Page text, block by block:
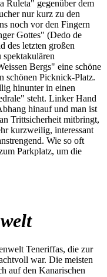
Ruleta" gegenüber dem
nur kurz zu den
noch vor den Fingern
Gottes" (Dedo de
des letzten großen
Bergs" eine schöne
schönen Picknick-Platz.
hinunter in einen
steht. Linker Hand
hinauf und man ist
Trittsicherheit mitbringt,
kurzweilig, interessant
Wie so oft
Parkplatz, um die
Teneriffas, die zur
war. Die meisten
auf den Kanarischen